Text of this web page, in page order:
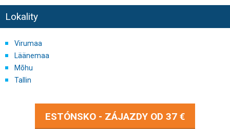
Lokality
Virumaa
Läänemaa
Mõhu
Tallin
ESTÓNSKO - ZÁJAZDY OD 37 €